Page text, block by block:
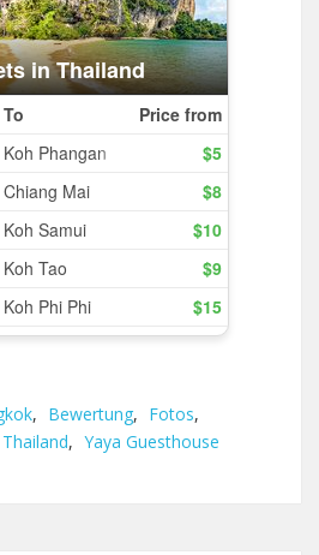
, Bewertung, Fotos,
Thailand, Yaya Guesthouse